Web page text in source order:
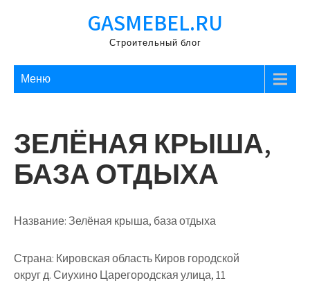
GASMEBEL.RU
Строительный блог
Меню
ЗЕЛЁНАЯ КРЫША,
БАЗА ОТДЫХА
Название: Зелёная крыша, база отдыха
Страна: Кировская область Киров городской
округ д. Сиухино Царегородская улица, 11